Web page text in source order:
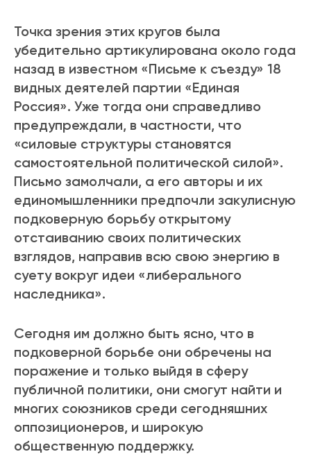
Точка зрения этих кругов была
убедительно артикулирована около года
назад в известном «Письме к съезду» 18
видных деятелей партии «Единая
Россия». Уже тогда они справедливо
предупреждали, в частности, что
«силовые структуры становятся
самостоятельной политической силой».
Письмо замолчали, а его авторы и их
единомышленники предпочли закулисную
подковерную борьбу открытому
отстаиванию своих политических
взглядов, направив всю свою энергию в
суету вокруг идеи «либерального
наследника».
Сегодня им должно быть ясно, что в
подковерной борьбе они обречены на
поражение и только выйдя в сферу
публичной политики, они смогут найти и
многих союзников среди сегодняшних
оппозиционеров, и широкую
общественную поддержку.